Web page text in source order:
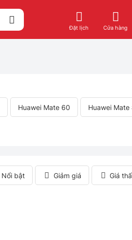
Đặt lịch Cửa hàng
Huawei Mate 60 Huawei Mate
Nổi bật Giảm giá Giá